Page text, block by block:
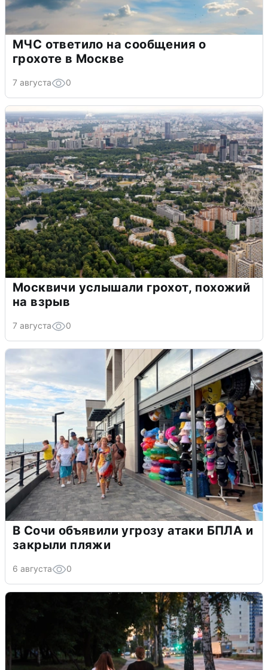
МЧС ответило на сообщения о
грохоте в Москве
7 августа 0
Москвичи услышали грохот, похожий
на взрыв
7 августа 0
В Сочи объявили угрозу атаки БПЛА и
закрыли пляжи
6 августа 0